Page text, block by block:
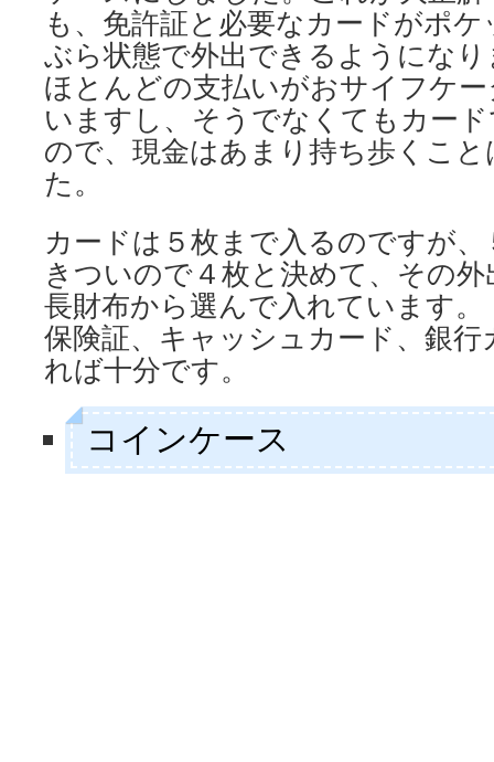
も、免許証と必要なカードがポ
ぶら状態で外出できるようにな
ほとんどの支払いがおサイフケ
いますし、そうでなくてもカー
ので、現金はあまり持ち歩くこ
た。
カードは５枚まで入るのですが
きついので４枚と決めて、その
長財布から選んで入れています
保険証、キャッシュカード、銀
れば十分です。
コインケース